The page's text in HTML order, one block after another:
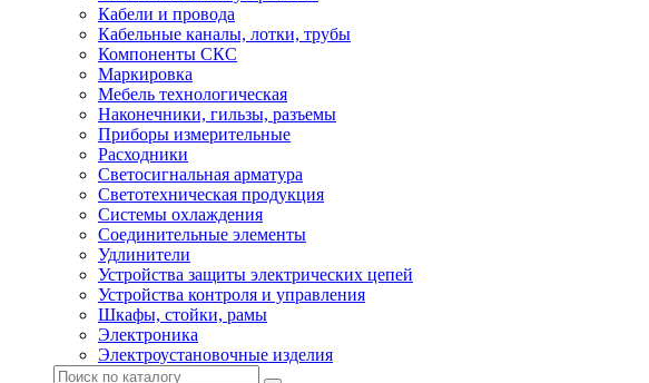
Кабели и провода
Кабельные каналы, лотки, трубы
Компоненты СКС
Маркировка
Мебель технологическая
Наконечники, гильзы, разъемы
Приборы измерительные
Расходники
Светосигнальная арматура
Светотехническая продукция
Системы охлаждения
Соединительные элементы
Удлинители
Устройства защиты электрических цепей
Устройства контроля и управления
Шкафы, стойки, рамы
Электроника
Электроустановочные изделия